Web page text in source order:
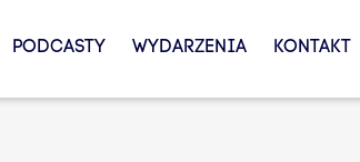
PODCASTY WYDARZENIA KONTAKT